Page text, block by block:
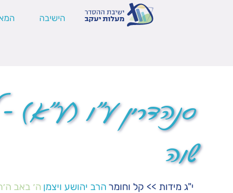
הישיבה
סנהדרין ע"ו (ע"א) –
שוה
י"ג מידות >> קל וחומר הרב יהושע ויצמן ה׳ באב